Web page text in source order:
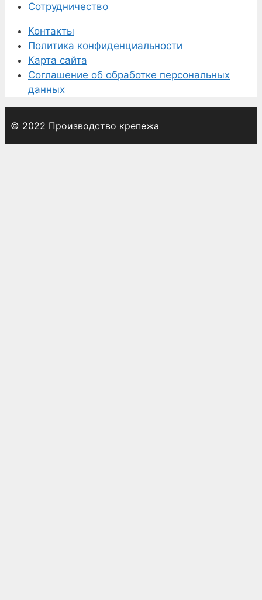
Сотрудничество
Контакты
Политика конфиденциальности
Карта сайта
Соглашение об обработке персональных
данных
© 2022 Производство крепежа